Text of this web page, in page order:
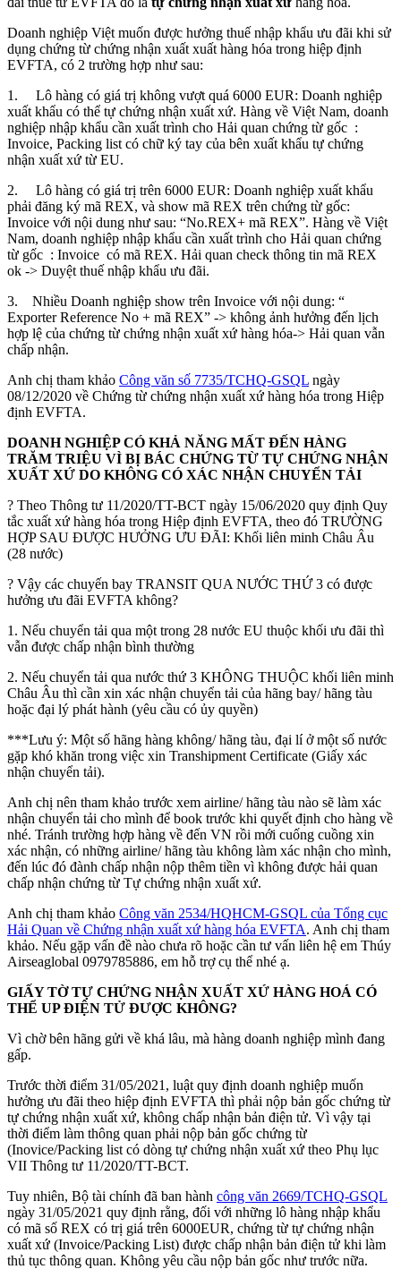
Doanh nghiệp Việt muốn được hưởng thuế nhập khẩu ưu đãi khi sử
dụng chứng từ chứng nhận xuất xuất hàng hóa trong hiệp định
EVFTA, có 2 trường hợp như sau:
1. Lô hàng có giá trị không vượt quá 6000 EUR: Doanh nghiệp
xuất khẩu có thể tự chứng nhận xuất xứ. Hàng về Việt Nam, doanh
nghiệp nhập khẩu cần xuất trình cho Hải quan chứng từ gốc :
Invoice, Packing list có chữ ký tay của bên xuất khẩu tự chứng
nhận xuất xứ từ EU.
2. Lô hàng có giá trị trên 6000 EUR: Doanh nghiệp xuất khẩu
phải đăng ký mã REX, và show mã REX trên chứng từ gốc:
Invoice với nội dung như sau: “No.REX+ mã REX”. Hàng về Việt
Nam, doanh nghiệp nhập khẩu cần xuất trình cho Hải quan chứng
từ gốc : Invoice có mã REX. Hải quan check thông tin mã REX
ok -> Duyệt thuế nhập khẩu ưu đãi.
3. Nhiều Doanh nghiệp show trên Invoice với nội dung: “
Exporter Reference No + mã REX” -> không ảnh hưởng đến lịch
hợp lệ của chứng từ chứng nhận xuất xứ hàng hóa-> Hải quan vẫn
chấp nhận.
Anh chị tham khảo Công văn số 7735/TCHQ-GSQL ngày
08/12/2020 về Chứng từ chứng nhận xuất xứ hàng hóa trong Hiệp
định EVFTA.
DOANH NGHIỆP CÓ KHẢ NĂNG MẤT ĐẾN HÀNG
TRĂM TRIỆU VÌ BỊ BÁC CHỨNG TỪ TỰ CHỨNG NHẬN
XUẤT XỨ DO KHÔNG CÓ XÁC NHẬN CHUYỂN TẢI
? Theo Thông tư 11/2020/TT-BCT ngày 15/06/2020 quy định Quy
tắc xuất xứ hàng hóa trong Hiệp định EVFTA, theo đó TRƯỜNG
HỢP SAU ĐƯỢC HƯỞNG ƯU ĐÃI: Khối liên minh Châu Âu
(28 nước)
? Vậy các chuyến bay TRANSIT QUA NƯỚC THỨ 3 có được
hưởng ưu đãi EVFTA không?
1. Nếu chuyển tải qua một trong 28 nước EU thuộc khối ưu đãi thì
vẫn được chấp nhận bình thường
2. Nếu chuyển tải qua nước thứ 3 KHÔNG THUỘC khối liên minh
Châu Âu thì cần xin xác nhận chuyển tải của hãng bay/ hãng tàu
hoặc đại lý phát hành (yêu cầu có ủy quyền)
***Lưu ý: Một số hãng hàng không/ hãng tàu, đại lí ở một số nước
gặp khó khăn trong việc xin Transhipment Certificate (Giấy xác
nhận chuyển tải).
Anh chị nên tham khảo trước xem airline/ hãng tàu nào sẽ làm xác
nhận chuyển tải cho mình để book trước khi quyết định cho hàng về
nhé. Tránh trường hợp hàng về đến VN rồi mới cuống cuồng xin
xác nhận, có những airline/ hãng tàu không làm xác nhận cho mình,
đến lúc đó đành chấp nhận nộp thêm tiền vì không được hải quan
chấp nhận chứng từ Tự chứng nhận xuất xứ.
Anh chị tham khảo Công văn 2534/HQHCM-GSQL của Tổng cục
Hải Quan về Chứng nhận xuất xứ hàng hóa EVFTA. Anh chị tham
khảo. Nếu gặp vấn đề nào chưa rõ hoặc cần tư vấn liên hệ em Thúy
Airseaglobal 0979785886, em hỗ trợ cụ thể nhé ạ.
GIẤY TỜ TỰ CHỨNG NHẬN XUẤT XỨ HÀNG HOÁ CÓ
THỂ UP ĐIỆN TỬ ĐƯỢC KHÔNG?
Vì chờ bên hãng gửi về khá lâu, mà hàng doanh nghiệp mình đang
gấp.
Trước thời điểm 31/05/2021, luật quy định doanh nghiệp muốn
hưởng ưu đãi theo hiệp định EVFTA thì phải nộp bản gốc chứng từ
tự chứng nhận xuất xứ, không chấp nhận bản điện tử. Vì vậy tại
thời điểm làm thông quan phải nộp bản gốc chứng từ
(Inovice/Packing list có dòng tự chứng nhận xuất xứ theo Phụ lục
VII Thông tư 11/2020/TT-BCT.
Tuy nhiên, Bộ tài chính đã ban hành công văn 2669/TCHQ-GSQL
ngày 31/05/2021 quy định rằng, đối với những lô hàng nhập khẩu
có mã số REX có trị giá trên 6000EUR, chứng từ tự chứng nhận
xuất xứ (Invoice/Packing List) được chấp nhận bản điện tử khi làm
thủ tục thông quan. Không yêu cầu nộp bản gốc như trước nữa.